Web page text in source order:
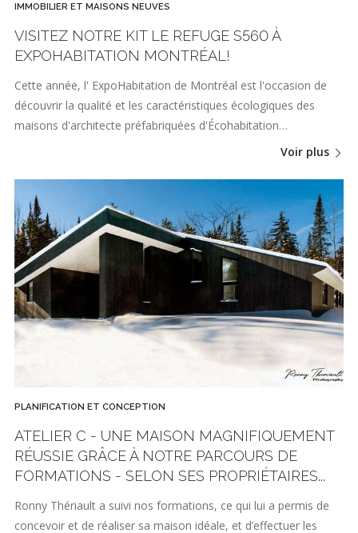
IMMOBILIER ET MAISONS NEUVES
VISITEZ NOTRE KIT LE REFUGE S560 À
EXPOHABITATION MONTRÉAL!
Cette année, l' ExpoHabitation de Montréal est l'occasion de
découvrir la qualité et les caractéristiques écologiques des
maisons d'architecte préfabriquées d'Écohabitation…
Voir plus
PLANIFICATION ET CONCEPTION
ATELIER C - UNE MAISON MAGNIFIQUEMENT
RÉUSSIE GRÂCE À NOTRE PARCOURS DE
FORMATIONS - SELON SES PROPRIÉTAIRES...
Ronny Thériault a suivi nos formations, ce qui lui a permis de
concevoir et de réaliser sa maison idéale, et d’effectuer les